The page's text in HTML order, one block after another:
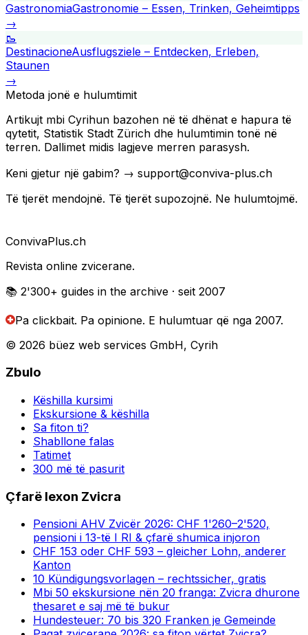
GastronomiaGastronomie – Essen, Trinken, Geheimtipps
→
🥾
DestinacioneAusflugsziele – Entdecken, Erleben,
Staunen
→
Metoda jonë e hulumtimit
Artikujt mbi Cyrihun bazohen në të dhënat e hapura të
qytetit, Statistik Stadt Zürich dhe hulumtimin tonë në
terren. Dallimet midis lagjeve merren parasysh.
Keni gjetur një gabim? → support@conviva-plus.ch
Të tjerët mendojnë. Të tjerët supozojnë. Ne hulumtojmë.
ConvivaPlus.ch
Revista online zvicerane.
📚 2'300+ guides in the archive · seit 2007
Pa clickbait. Pa opinione. E hulumtuar që nga 2007.
© 2026 büez web services GmbH, Cyrih
Zbulo
Këshilla kursimi
Ekskursione & këshilla
Sa fiton ti?
Shabllone falas
Tatimet
300 më të pasurit
Çfarë lexon Zvicra
Pensioni AHV Zvicër 2026: CHF 1'260–2'520,
pensioni i 13-të I RI & çfarë shumica injoron
CHF 153 oder CHF 593 – gleicher Lohn, anderer
Kanton
10 Kündigungsvorlagen – rechtssicher, gratis
Mbi 50 ekskursione nën 20 franga: Zvicra dhurone
thesaret e saj më të bukur
Hundesteuer: 70 bis 320 Franken je Gemeinde